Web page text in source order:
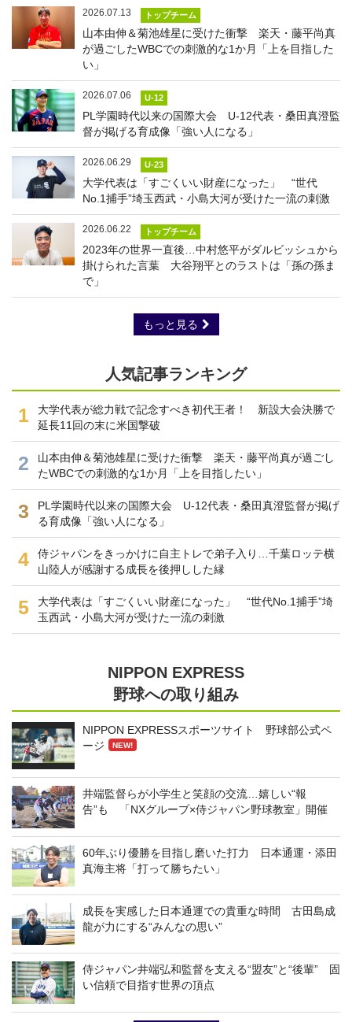
2026.07.13 トップチーム
山本由伸＆菊池雄星に受けた衝撃 楽天・藤平尚真
が過ごしたWBCでの刺激的な1か月「上を目指した
い」
2026.07.06 U-12
PL学園時代以来の国際大会 U-12代表・桑田真澄監
督が掲げる育成像「強い人になる」
2026.06.29 U-23
大学代表は「すごくいい財産になった」 “世代
No.1捕手”埼玉西武・小島大河が受けた一流の刺激
2026.06.22 トップチーム
2023年の世界一直後…中村悠平がダルビッシュから
掛けられた言葉 大谷翔平とのラストは「孫の孫ま
で」
もっと見る
人気記事ランキング
1
大学代表が総力戦で記念すべき初代王者！ 新設大会決勝で
延長11回の末に米国撃破
2
山本由伸＆菊池雄星に受けた衝撃 楽天・藤平尚真が過ごし
たWBCでの刺激的な1か月「上を目指したい」
3
PL学園時代以来の国際大会 U-12代表・桑田真澄監督が掲げ
る育成像「強い人になる」
4
侍ジャパンをきっかけに自主トレで弟子入り…千葉ロッテ横
山陸人が感謝する成長を後押しした縁
5
大学代表は「すごくいい財産になった」 “世代No.1捕手”埼
玉西武・小島大河が受けた一流の刺激
NIPPON EXPRESS
野球への取り組み
NIPPON EXPRESSスポーツサイト 野球部公式ペ
ージ
NEW!
井端監督らが小学生と笑顔の交流…嬉しい“報
告”も 「NXグループ×侍ジャパン野球教室」開催
60年ぶり優勝を目指し磨いた打力 日本通運・添田
真海主将「打って勝ちたい」
成長を実感した日本通運での貴重な時間 古田島成
龍が力にする“みんなの思い”
侍ジャパン井端弘和監督を支える“盟友”と“後輩” 固
い信頼で目指す世界の頂点